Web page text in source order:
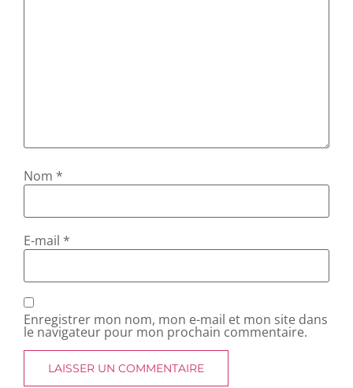
Nom *
E-mail *
Enregistrer mon nom, mon e-mail et mon site dans
le navigateur pour mon prochain commentaire.